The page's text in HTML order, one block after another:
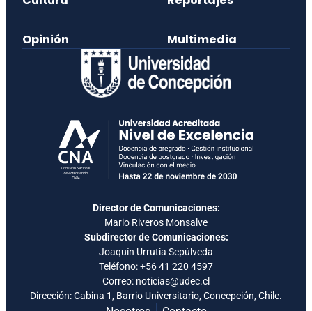
Opinión Multimedia
Director de Comunicaciones:
Mario Riveros Monsalve
Subdirector de Comunicaciones:
Joaquín Urrutia Sepúlveda
Teléfono:+56 41 220 4597
Correo: noticias@udec.cl
Dirección: Cabina 1, Barrio Universitario, Concepción, Chile.